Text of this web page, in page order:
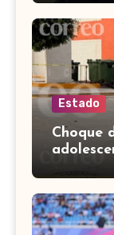
Estado
Choque
colina